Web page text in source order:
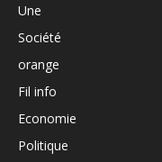
Une
Société
orange
Fil info
Economie
Politique